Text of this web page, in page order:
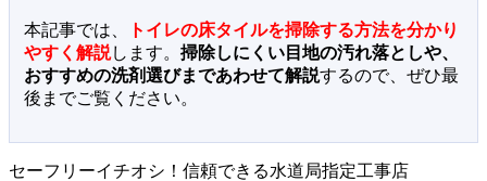
本記事では、
トイレの床タイルを掃除する方法を分かり
やすく解説します。 掃除しにくい目地の汚れ落としや、
おすすめの洗剤選びまであわせて解説するので、ぜひ最
後までご覧ください。
セーフリーイチオシ！信頼できる水道局指定工事店